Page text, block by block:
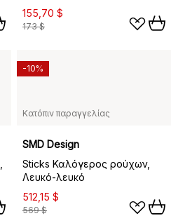
155,70 $
173 $
Κατόπιν παραγγελίας
SMD Design
Sticks Καλόγερος ρούχων,
Λευκό-λευκό
512,15 $
569 $
-10%